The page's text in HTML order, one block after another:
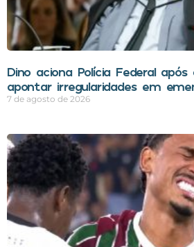
Dino aciona Polícia Federal
apontar irregularidades em
7 de agosto de 2026